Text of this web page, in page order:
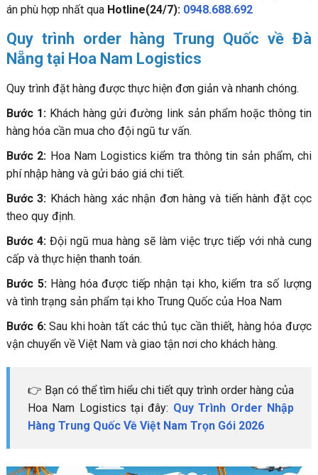
án phù hợp nhất qua Hotline(24/7): 0948.688.692
Quy trình order hàng Trung Quốc về Đà
Nẵng tại Hoa Nam Logistics
Quy trình đặt hàng được thực hiện đơn giản và nhanh chóng.
Bước 1: Khách hàng gửi đường link sản phẩm hoặc thông tin
hàng hóa cần mua cho đội ngũ tư vấn.
Bước 2: Hoa Nam Logistics kiểm tra thông tin sản phẩm, chi
phí nhập hàng và gửi báo giá chi tiết.
Bước 3: Khách hàng xác nhận đơn hàng và tiến hành đặt cọc
theo quy định.
Bước 4:Đội ngũ mua hàng sẽ làm việc trực tiếp với nhà cung
cấp và thực hiện thanh toán.
Bước 5:Hàng hóa được tiếp nhận tại kho, kiểm tra số lượng
và tình trạng sản phẩm tại kho Trung Quốc của Hoa Nam
Bước 6:Sau khi hoàn tất các thủ tục cần thiết, hàng hóa được
vận chuyển về Việt Nam và giao tận nơi cho khách hàng.
👉 Bạn có thể tìm hiểu chi tiết quy trình order hàng của
Hoa Nam Logistics tại đây: Quy Trình Order Nhập
Hàng Trung Quốc Về Việt Nam Trọn Gói 2026